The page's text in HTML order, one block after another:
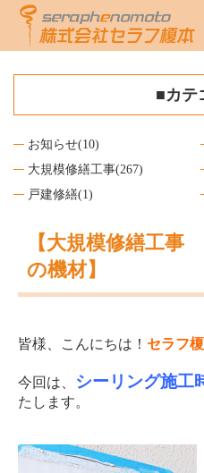
■カテ
お知らせ(10)
大規模修繕工事(267)
戸建修繕(1)
【大規模修繕工
の機材】
皆様、こんにちは！ セラフ
今回は、 シーリング施工
たします。